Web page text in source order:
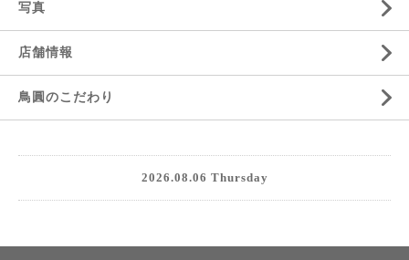
写真
店舗情報
鳥圓のこだわり
2026.08.06 Thursday